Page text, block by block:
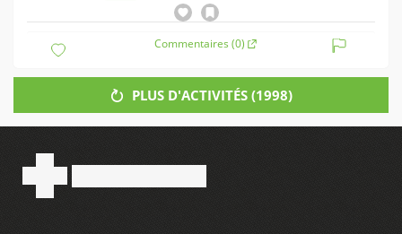
Commentaires (0)
PLUS D'ACTIVITÉS (1998)